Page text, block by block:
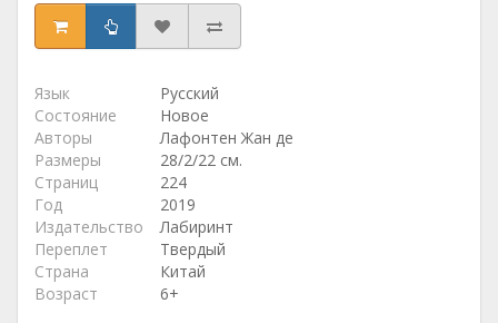
Язык
Русский
Состояние
Новое
Авторы
Лафонтен Жан де
Размеры
28/2/22 см.
Страниц
224
Год
2019
Издательство
Лабиринт
Переплет
Твердый
Страна
Китай
Возраст
6+